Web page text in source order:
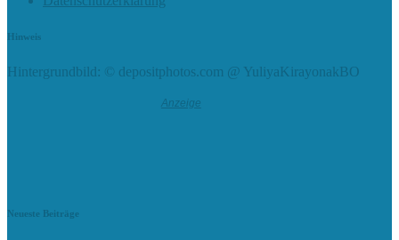
Hinweis
Hintergrundbild: © depositphotos.com @ YuliyaKirayonakBO
Neueste Beiträge